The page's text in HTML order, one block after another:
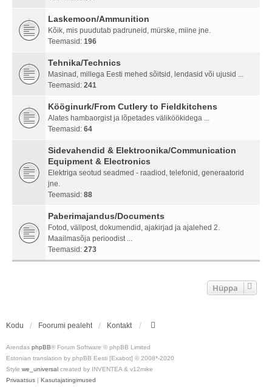
Laskemoon/Ammunition
Kõik, mis puudutab padruneid, mürske, miine jne.
Teemasid: 196
Tehnika/Technics
Masinad, millega Eesti mehed sõitsid, lendasid või ujusid ...
Teemasid: 241
Kööginurk/From Cutlery to Fieldkitchens
Alates hambaorgist ja lõpetades väliköökidega ...
Teemasid: 64
Sidevahendid & Elektroonika/Communication
Equipment & Electronics
Elektriga seotud seadmed - raadiod, telefonid, generaatorid
jne.
Teemasid: 88
Paberimajandus/Documents
Fotod, välipost, dokumendid, ajakirjad ja ajalehed 2.
Maailmasõja perioodist ...
Teemasid: 273
Hüppa
Kodu Foorumi pealeht Kontakt
Arendas phpBB® Forum Software © phpBB Limited
Estonian translation by phpBB Eesti [Exabot] © 2008*-2020
Style we_universal created by INVENTEA & v12mike
Privaatsus | Kasutajatingimused